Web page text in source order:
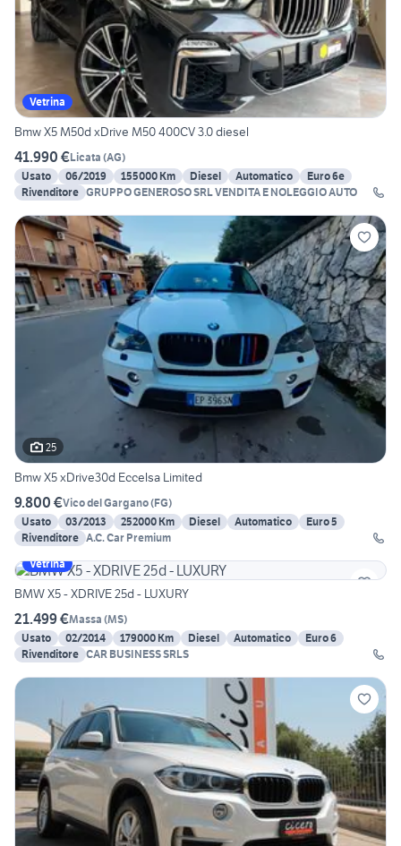
Vetrina
Bmw X5 M50d xDrive M50 400CV 3.0 diesel
41.990 €Licata (AG)
Usato
06/2019 155000 Km Diesel Automatico
Euro 6e
Rivenditore GRUPPO GENEROSO SRL VENDITA E NOLEGGIO AUTO
25
Bmw X5 xDrive30d Eccelsa Limited
9.800 €Vico del Gargano(FG)
Usato
03/2013 252000 Km Diesel Automatico
Euro 5
Rivenditore A.C. Car Premium
Vetrina
BMW X5 - XDRIVE 25d - LUXURY
21.499 €Massa (MS)
Usato
02/2014 179000 Km Diesel Automatico
Euro 6
Rivenditore CAR BUSINESS SRLS